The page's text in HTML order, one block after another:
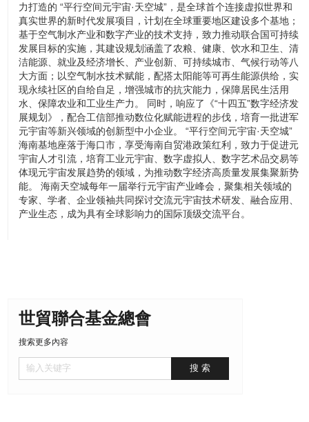
力打造的 “平行空间元宇宙·天空城”，是全球首个连接虚拟世界和
真实世界的新时代发展项目，计划在全球重要地区建设多个基地；
基于空气制水产业和数字产业的技术支持，致力推动联合国可持续
发展目标的实施，其建设规划涵盖了农粮、健康、饮水和卫生、清
洁能源、就业及经济增长、产业创新、可持续城市、气候行动等八
大方面；以空气制水技术赋能，配搭太阳能等可再生能源供给，实
现永续社区的自给自足，增强城市的抗灾能力，保障居民生活用
水、保障农业和工业生产力。 同时，响应了《“十四五”数字经济发
展规划》，配合工信部推动数位化赋能进程的步伐，培育一批进军
元宇宙等新兴领域的创新型中小企业。 “平行空间元宇宙·天空城”
海南基地座落于海口市，享受海南自贸港政策红利，致力于促进元
宇宙人才引流，培育工业元宇宙、数字虚拟人、数字艺术品交易等
体现元宇宙发展趋势的领域，为推动数字经济高质量发展集聚新势
能。 海南天空城每年一届举行元宇宙产业峰会，聚集相关领域的
专家、学者、企业领袖共同探讨交流元宇宙技术研发、融合应用、
产业生态，成为具有全球影响力的国际顶级交流平台。
世貿聯合基金總會
搜索更多內容